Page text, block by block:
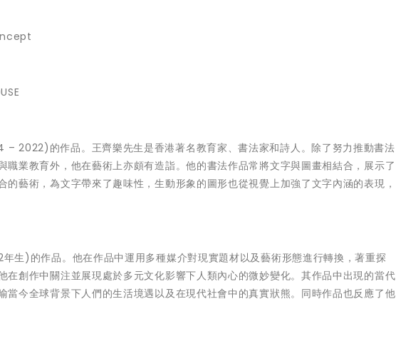
– 2022)的作品。王齊樂先生是香港著名教育家、書法家和詩人。除了努力推動書法
職業教育外，他在藝術上亦頗有造詣。他的書法作品常將文字與圖畫相結合，展示了
藝術，為文字帶來了趣味性，生動形象的圖形也從視覺上加強了文字內涵的表現，
生)的作品。他在作品中運用多種媒介對現實題材以及藝術形態進行轉換，著重探
在創作中關注並展現處於多元文化影響下人類內心的微妙變化。其作品中出現的當代
當今全球背景下人們的生活境遇以及在現代社會中的真實狀熊。同時作品也反應了他